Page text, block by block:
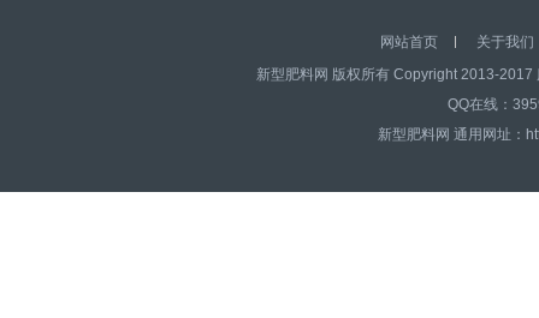
网站首页
关于我们
新型肥料网 版权所有 Copyright 2013-
QQ在线：
新型肥料网 通用网址：